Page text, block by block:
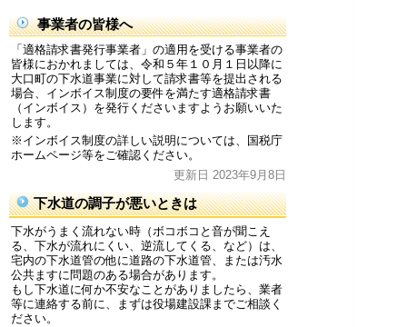
事業者の皆様へ
「適格請求書発行事業者」の適用を受ける事業者の
皆様におかれましては、令和５年１０月１日以降に
大口町の下水道事業に対して請求書等を提出される
場合、インボイス制度の要件を満たす適格請求書
（インボイス）を発行くださいますようお願いいた
します。
※インボイス制度の詳しい説明については、国税庁
ホームページ等をご確認ください。
更新日 2023年9月8日
下水道の調子が悪いときは
下水がうまく流れない時（ボコボコと音が聞こえ
る、下水が流れにくい、逆流してくる、など）は、
宅内の下水道管の他に道路の下水道管、または汚水
公共ますに問題のある場合があります。
もし下水道に何か不安なことがありましたら、業者
等に連絡する前に、まずは役場建設課までご相談く
ださい。